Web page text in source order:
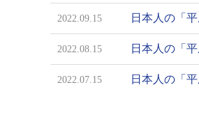
2022.09.15 日本人の「
2022.08.15 日本人の「
2022.07.15 日本人の「